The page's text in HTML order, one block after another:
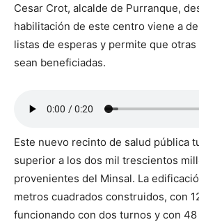
Cesar Crot, alcalde de Purranque,
habilitación de este centro viene a
listas de esperas y permite que
sean beneficiadas.
Este nuevo recinto de salud pública
superior a los dos mil trescientos
provenientes del Minsal. La
metros cuadrados construidos, con
funcionando con dos turnos y con